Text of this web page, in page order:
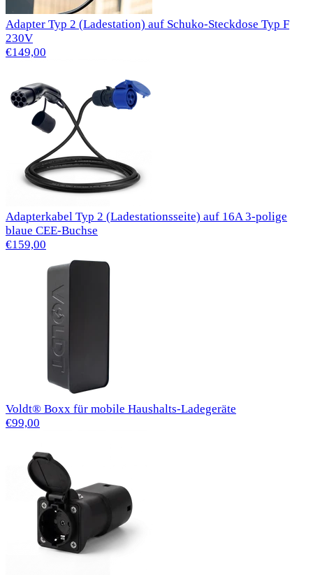
Adapter Typ 2 (Ladestation) auf Schuko-Steckdose Typ F
230V
€149,00
Adapterkabel Typ 2 (Ladestationsseite) auf 16A 3-polige
blaue CEE-Buchse
€159,00
Voldt® Boxx für mobile Haushalts-Ladegeräte
€99,00